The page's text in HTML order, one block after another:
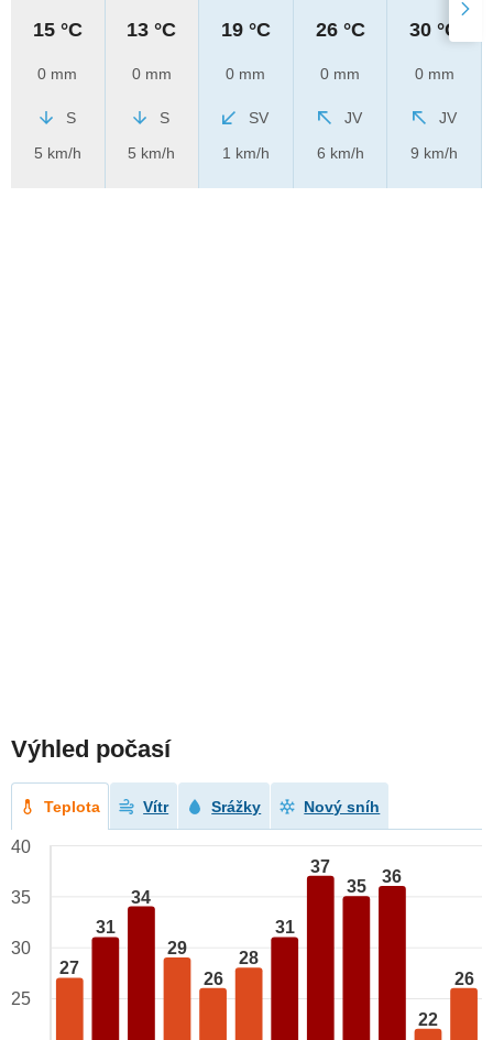
15 °C
0 mm
S
5 km/h
13 °C
0 mm
S
5 km/h
19 °C
0 mm
SV
1 km/h
26 °C
0 mm
JV
6 km/h
30 °C
0 mm
JV
9 km/h
Výhled počasí
Teplota Vítr Srážky Nový sníh
27
31
34
29
26
28
31
37
35
36
22
26
40
35
30
25